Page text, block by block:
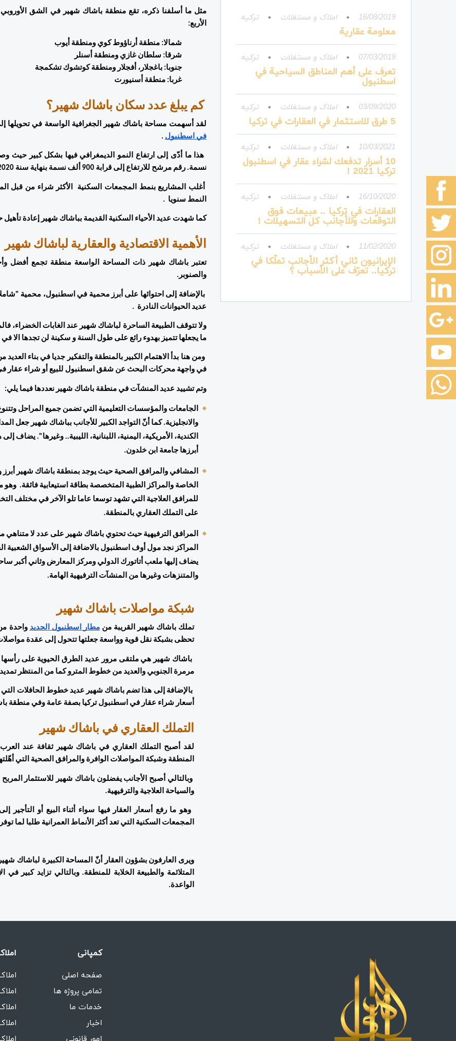
16/08/2019 املاک و مستغلات ترکیه
معلومة عقارية
07/03/2019 املاک و مستغلات ترکیه
تعرف على أهم المناطق السياحية في
اسطنبول
03/09/2020 املاک و مستغلات ترکیه
5 طرق للاستثمار في العقارات في تركيا
10/03/2021 املاک و مستغلات ترکیه
10 أسرار تدفعك لشراء عقار في اسطنبول
تركيا 2021 !
16/10/2020 املاک و مستغلات ترکیه
العقارات في تركيا .. مبيعات فوق
التوقعات وللأجانب كل التسهيلات !
11/02/2020 املاک و مستغلات ترکیه
الإيرانيون ثاني أكثر الأجانب تملّكا في
تركيا.. تعرّف على الأسباب ؟
الأربع:
شمالا: منطقة أرناؤوط كوي ومنطقة أيوب
شرقا: سلطان غازي ومنطقة أسنلر
جنوبا: باغجلار، أفجلار ومنطقة كوتشوك تشكمجة
غربا: منطقة أسنيورت
كم يبلغ عدد سكان باشاك شهير؟
لقد أسهمت مساحة باشاك شهير الجغرافية الواسعة في تحويلها
في اسطنبول .
نسمة. رقم مرشح للارتفاع إلى قرابة 900 ألف نسمة بنهاية سنة 2020 نظرا لحجم المشاريع السكنية التي يتم تشييدها على ترابها.
النمط سنويا  .
كما شهدت عديد الأحياء السكنية القديمة بباشاك شهير إعادة
الأهمية الاقتصادية والعقارية لباشاك شهير
والصنوبر.
عديد الحيوانات النادرة  .
ما يجعلها تتميز بهدوء رائع على طول السنة و سكينة لن تجدها الا
في واجهة محركات البحث عن شقق اسطنبول للبيع أو شراء عقار
وتم تشييد عديد المنشآت في منطقة باشاك شهير نعددها فيما يلي:
أبرزها جامعة ابن خلدون.
على التملك العقاري بالمنطقة.
والمتنزهات وغيرها من المنشآت الترفيهية الهامة.
شبكة مواصلات باشاك شهير
تملك باشاك شهير القريبة من مطار اسطنبول الجديد
تحظى بشبكة نقل قوية وواسعة جعلتها تتحول إلى عقدة
مرمرة الجنوبي والعديد من خطوط المترو كما من المنتظر
أسعار شراء عقار في اسطنبول تركيا بصفة عامة وفي منطقة
التملك العقاري في باشاك شهير
المنطقة وشبكة المواصلات الوافرة والمرافق الصحية التي
والسياحة العلاجية والترفيهية.
المجمعات السكنية التي تعد أكثر الأنماط العمرانية طلبا
الواعدة.
کمپانی
صفحه اصلی
تمامی پروژه ها
خدمات ما
اخبار